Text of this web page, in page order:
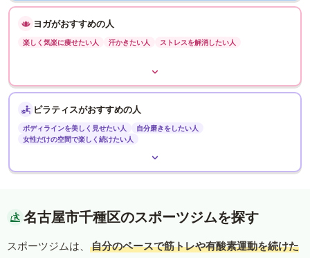
ヨガがおすすめの人
楽しく気楽に痩せたい人 汗かきたい人 ストレスを解消したい人
ピラティスがおすすめの人
ボディラインを美しく見せたい人
自分磨きをしたい人
女性だけの空間で楽しく続けたい人
名古屋市千種区のスポーツジムを探す
スポーツジムは、
自分のペースで筋トレや有酸素運動を続けた